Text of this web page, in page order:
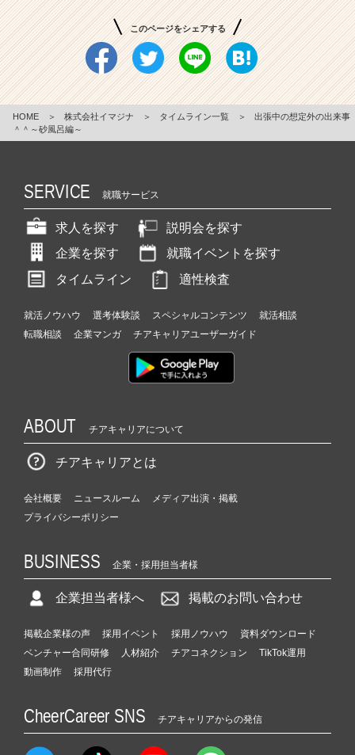
このページをシェアする
HOME ＞ 株式会社イマジナ ＞ タイムライン一覧 ＞
出張中の想定外の出来事
＾＾～砂風呂編～
SERVICE 就職サービス
求人を探す
説明会を探す
企業を探す
就職イベントを探す
タイムライン
適性検査
就活ノウハウ 選考体験談 スペシャルコンテンツ
就活相談
転職相談
企業マンガ チアキャリアユーザーガイド
ABOUT チアキャリアについて
チアキャリアとは
会社概要 ニュースルーム
メディア出演・掲載
プライバシーポリシー
BUSINESS 企業・採用担当者様
企業担当者様へ 掲載のお問い合わせ
掲載企業様の声 採用イベント 採用ノウハウ
資料ダウンロード
ベンチャー合同研修
人材紹介 チアコネクション
TikTok運用
動画制作
採用代行
CheerCareer SNS チアキャリアからの発信